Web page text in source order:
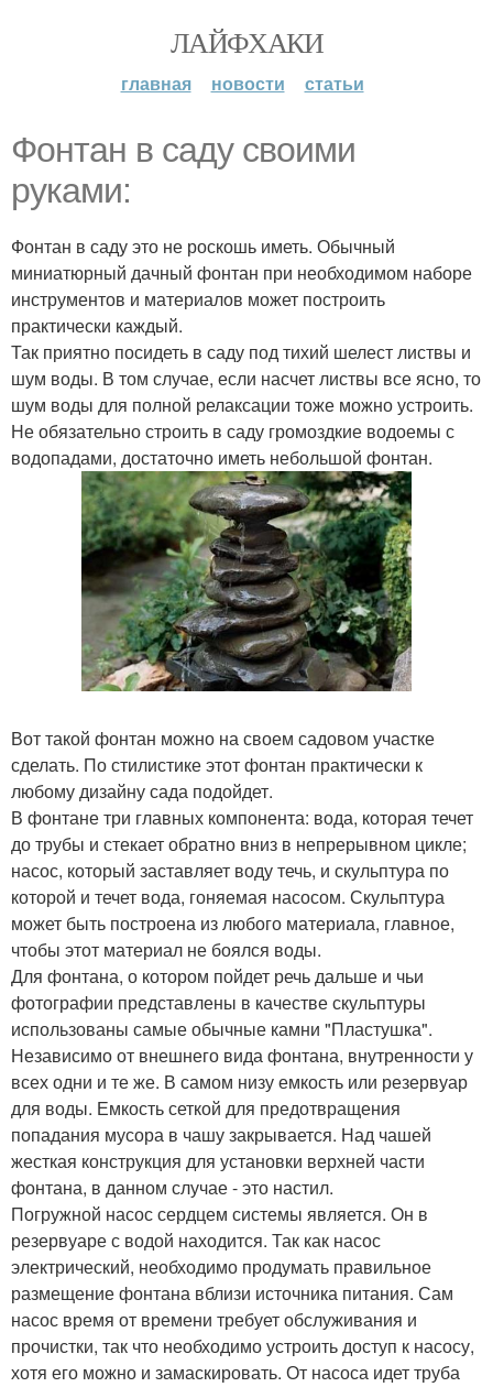
ЛАЙФХАКИ
главная новости статьи
Фонтан в саду своими
руками:
Фонтан в саду это не роскошь иметь. Обычный
миниатюрный дачный фонтан при необходимом наборе
инструментов и материалов может построить
практически каждый.
Так приятно посидеть в саду под тихий шелест листвы и
шум воды. В том случае, если насчет листвы все ясно, то
шум воды для полной релаксации тоже можно устроить.
Не обязательно строить в саду громоздкие водоемы с
водопадами, достаточно иметь небольшой фонтан.
Вот такой фонтан можно на своем садовом участке
сделать. По стилистике этот фонтан практически к
любому дизайну сада подойдет.
В фонтане три главных компонента: вода, которая течет
до трубы и стекает обратно вниз в непрерывном цикле;
насос, который заставляет воду течь, и скульптура по
которой и течет вода, гоняемая насосом. Скульптура
может быть построена из любого материала, главное,
чтобы этот материал не боялся воды.
Для фонтана, о котором пойдет речь дальше и чьи
фотографии представлены в качестве скульптуры
использованы самые обычные камни "Пластушка".
Независимо от внешнего вида фонтана, внутренности у
всех одни и те же. В самом низу емкость или резервуар
для воды. Емкость сеткой для предотвращения
попадания мусора в чашу закрывается. Над чашей
жесткая конструкция для установки верхней части
фонтана, в данном случае - это настил.
Погружной насос сердцем системы является. Он в
резервуаре с водой находится. Так как насос
электрический, необходимо продумать правильное
размещение фонтана вблизи источника питания. Сам
насос время от времени требует обслуживания и
прочистки, так что необходимо устроить доступ к насосу,
хотя его можно и замаскировать. От насоса идет труба